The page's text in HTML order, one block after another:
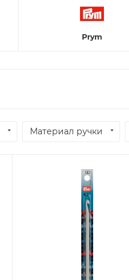
Prym
Материал ручки